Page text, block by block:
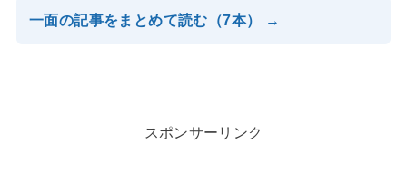
一面の記事をまとめて読む（7本） →
スポンサーリンク